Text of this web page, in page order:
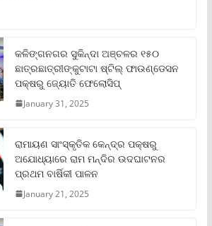
କଳିଙ୍ଗନଗର ସୁକିନ୍ଦା ଅଞ୍ଚଳର ୧୫୦
ଛାତ୍ରଛାତ୍ରୀଙ୍କୁଟାଟା ଷ୍ଟିଲ୍ ଫାଉଣ୍ଡେସନ
ପକ୍ଷରୁ ଜ୍ୟୋତି ଫେଲୋସିପ୍‌
January 31, 2025
ରାମାୟଣ ସାଂସ୍କୃତିକ କେନ୍ଦ୍ର ପକ୍ଷରୁ
ଅଯୋଧ୍ୟାରେ ରାମ ମନ୍ଦିର ଉଦଘାଟନର
ପ୍ରଥମ ବାର୍ଷିକୀ ପାଳନ
January 21, 2025